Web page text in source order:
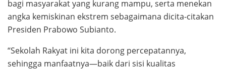
bagi masyarakat yang kurang mampu, serta menekan
angka kemiskinan ekstrem sebagaimana dicita-citakan
Presiden Prabowo Subianto.
“Sekolah Rakyat ini kita dorong percepatannya,
sehingga manfaatnya—baik dari sisi kualitas